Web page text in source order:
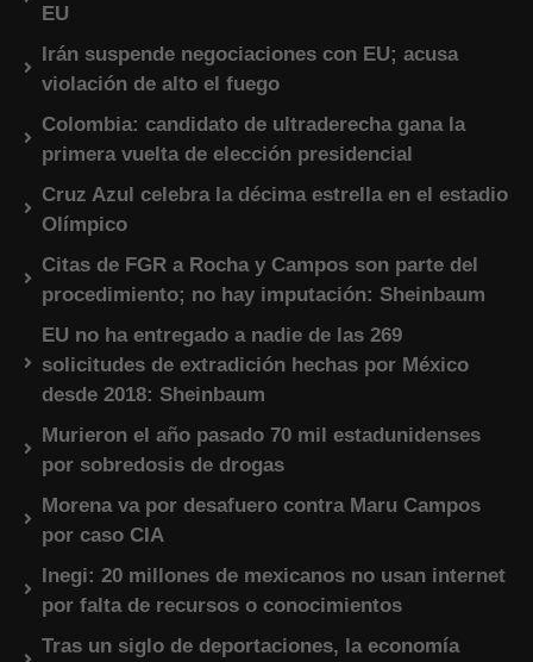
EU
Irán suspende negociaciones con EU; acusa
violación de alto el fuego
Colombia: candidato de ultraderecha gana la
primera vuelta de elección presidencial
Cruz Azul celebra la décima estrella en el estadio
Olímpico
Citas de FGR a Rocha y Campos son parte del
procedimiento; no hay imputación: Sheinbaum
EU no ha entregado a nadie de las 269
solicitudes de extradición hechas por México
desde 2018: Sheinbaum
Murieron el año pasado 70 mil estadunidenses
por sobredosis de drogas
Morena va por desafuero contra Maru Campos
por caso CIA
Inegi: 20 millones de mexicanos no usan internet
por falta de recursos o conocimientos
Tras un siglo de deportaciones, la economía